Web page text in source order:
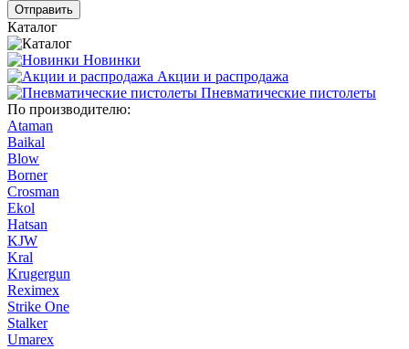
Отправить
Каталог
Новинки
Акции и распродажа
Пневматические пистолеты
По производителю:
Ataman
Baikal
Blow
Borner
Crosman
Ekol
Hatsan
KJW
Kral
Krugergun
Reximex
Strike One
Stalker
Umarex